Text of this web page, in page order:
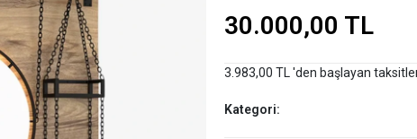
30.000,00 TL
3.983,00 TL 'den başlayan
Kategori: